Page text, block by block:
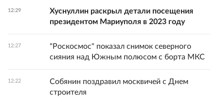
12:29
Хуснуллин раскрыл детали посещения
президентом Мариуполя в 2023 году
12:27
"Роскосмос" показал снимок северного
сияния над Южным полюсом с борта МКС
12:22
Собянин поздравил москвичей с Днем
строителя